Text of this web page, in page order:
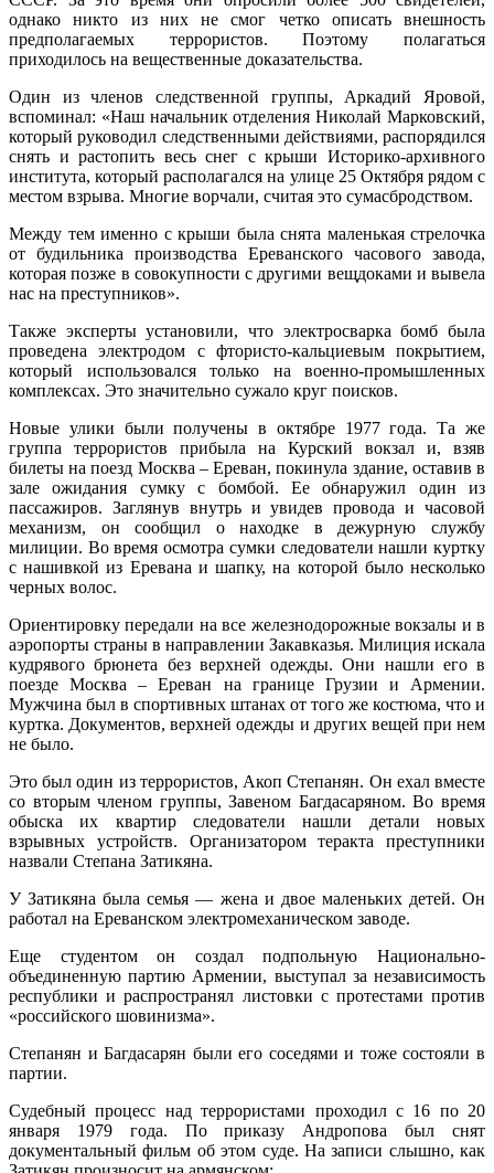
однако никто из них не смог четко описать внешность
предполагаемых террористов. Поэтому полагаться
приходилось на вещественные доказательства.
Один из членов следственной группы, Аркадий Яровой,
вспоминал: «Наш начальник отделения Николай Марковский,
который руководил следственными действиями, распорядился
снять и растопить весь снег с крыши Историко-архивного
института, который располагался на улице 25 Октября рядом с
местом взрыва. Многие ворчали, считая это сумасбродством.
Между тем именно с крыши была снята маленькая стрелочка
от будильника производства Ереванского часового завода,
которая позже в совокупности с другими вещдоками и вывела
нас на преступников».
Также эксперты установили, что электросварка бомб была
проведена электродом с фтористо-кальциевым покрытием,
который использовался только на военно-промышленных
комплексах. Это значительно сужало круг поисков.
Новые улики были получены в октябре 1977 года. Та же
группа террористов прибыла на Курский вокзал и, взяв
билеты на поезд Москва – Ереван, покинула здание, оставив в
зале ожидания сумку с бомбой. Ее обнаружил один из
пассажиров. Заглянув внутрь и увидев провода и часовой
механизм, он сообщил о находке в дежурную службу
милиции. Во время осмотра сумки следователи нашли куртку
с нашивкой из Еревана и шапку, на которой было несколько
черных волос.
Ориентировку передали на все железнодорожные вокзалы и в
аэропорты страны в направлении Закавказья. Милиция искала
кудрявого брюнета без верхней одежды. Они нашли его в
поезде Москва – Ереван на границе Грузии и Армении.
Мужчина был в спортивных штанах от того же костюма, что и
куртка. Документов, верхней одежды и других вещей при нем
не было.
Это был один из террористов, Акоп Степанян. Он ехал вместе
со вторым членом группы, Завеном Багдасаряном. Во время
обыска их квартир следователи нашли детали новых
взрывных устройств. Организатором теракта преступники
назвали Степана Затикяна.
У Затикяна была семья — жена и двое маленьких детей. Он
работал на Ереванском электромеханическом заводе.
Еще студентом он создал подпольную Национально-
объединенную партию Армении, выступал за независимость
республики и распространял листовки с протестами против
«российского шовинизма».
Степанян и Багдасарян были его соседями и тоже состояли в
партии.
Судебный процесс над террористами проходил с 16 по 20
января 1979 года. По приказу Андропова был снят
документальный фильм об этом суде. На записи слышно, как